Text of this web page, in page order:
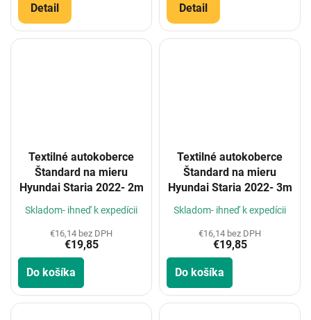
Detail Detail
Textilné autokoberce
Štandard na mieru
Hyundai Staria 2022- 2m
Skladom- ihneď k expedícii
€16,14 bez DPH
€19,85
Do košíka
Textilné autokoberce
Štandard na mieru
Hyundai Staria 2022- 3m
Skladom- ihneď k expedícii
€16,14 bez DPH
€19,85
Do košíka